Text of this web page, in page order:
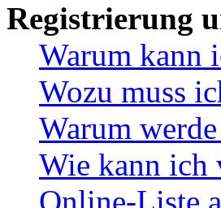
Registrierung
Warum kann
Wozu muss
Warum
Wie kann ich